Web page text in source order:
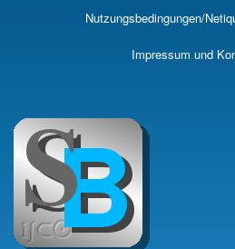
Skip
main
Nutzungsbedingungen/
Impressum und